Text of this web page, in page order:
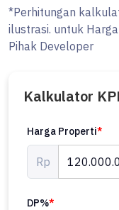
*Perhitungan
ilustrasi. untuk
Pihak Developer
Kalkulator
Harga Properti*
Rp
DP%*